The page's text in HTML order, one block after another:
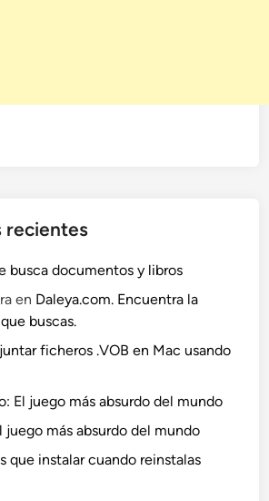
recientes
busca documentos y libros
en Daleya.com. Encuentra la
buscas.
ficheros .VOB en Mac usando
El juego más absurdo del mundo
juego más absurdo del mundo
que instalar cuando reinstalas